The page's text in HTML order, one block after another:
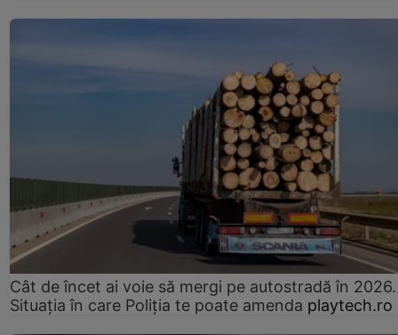
Cât de încet ai voie să mergi pe autostradă în 2026.
Situația în care Poliția te poate amenda playtech.ro